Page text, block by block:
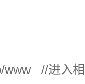
www //进入